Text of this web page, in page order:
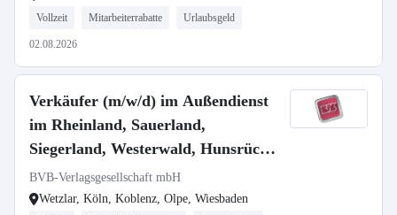
Vollzeit Mitarbeiterrabatte Urlaubsgeld
02.08.2026
Verkäufer (m/w/d) im Außendienst
im Rheinland, Sauerland,
Siegerland, Westerwald, Hunsrück
und Eifel
BVB-Verlagsgesellschaft mbH
Wetzlar, Köln, Koblenz, Olpe, Wiesbaden